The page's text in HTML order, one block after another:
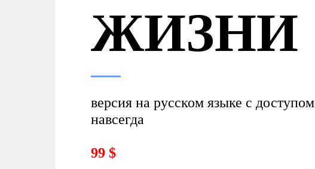
ЖИЗНИ
версия на русском языке с доступом
навсегда
99 $